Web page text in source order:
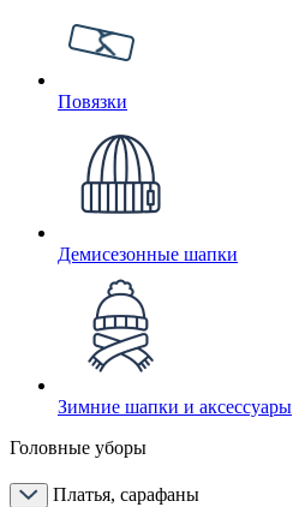
Повязки
Демисезонные шапки
Зимние шапки и аксессуары
Головные уборы
Платья, сарафаны